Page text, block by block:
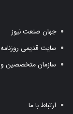
جهان صنعت نیوز
سایت قدیمی
سازمان متخصصین و
ارتباط با ما